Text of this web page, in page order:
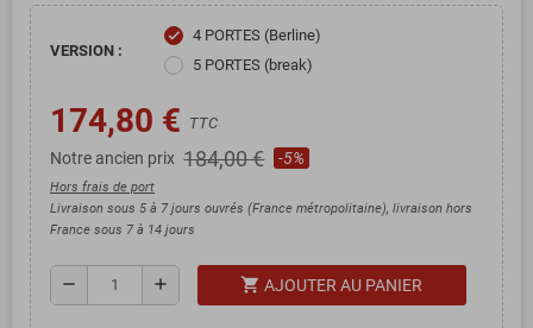
VERSION :
check
4 PORTES (Berline)
5 PORTES (break)
174,80 € TTC
Notre ancien prix 184,00 € -5%
Hors frais de port
Livraison sous 5 à 7 jours ouvrés (France métropolitaine), livraison hors
France sous 7 à 14 jours
remove add shopping_cart AJOUTER AU PANIER